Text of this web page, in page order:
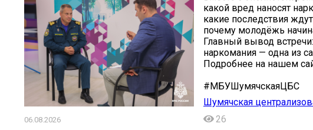
06.08.2026
какой вред наносят
какие последствия
почему молодёжь
Главный вывод
наркомания — одна из
Подробнее на нашем
#МБУШумячскаяЦБС
Шумячская
26